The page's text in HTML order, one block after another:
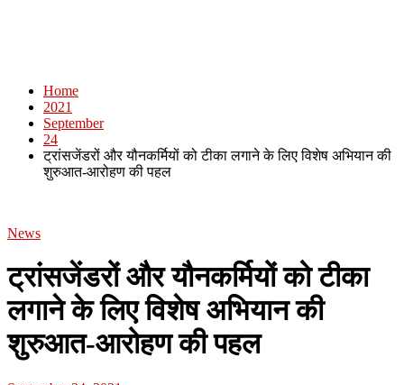
Home
2021
September
24
ट्रांसजेंडरों और यौनकर्मियों को टीका लगाने के लिए विशेष अभियान की
शुरुआत-आरोहण की पहल
News
ट्रांसजेंडरों और यौनकर्मियों को टीका
लगाने के लिए विशेष अभियान की
शुरुआत-आरोहण की पहल